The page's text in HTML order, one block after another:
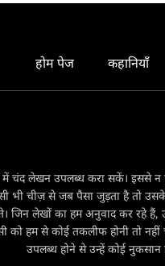
होम पेज कहानियाँ
चंद लेखन उपलब्ध करा सकें। इससे
भी चीज़ से जब पैसा जुड़ता है तो उसके
जिन लेखों का हम अनुवाद कर रहे हैं,
को हम से कोई तकलीफ होनी तो
उपलब्ध होने से उन्हें कोई